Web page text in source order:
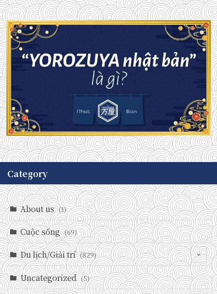
Category
About us (1)
Cuộc sống (69)
Du lịch/Giải trí (829)
(146)
Uncategorized (5)